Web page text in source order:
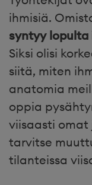
ihmisiä.
syntyy
Siksi olisi
siitä, miten
anatomia
oppia
viisaasti omat
tarvitse
tilanteissa